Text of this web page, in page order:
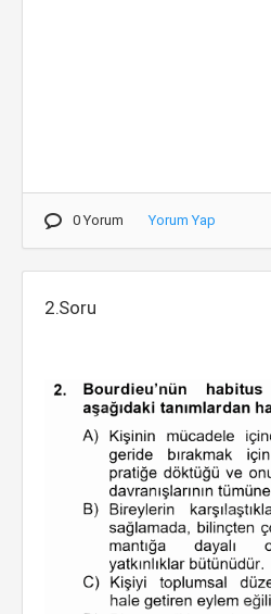
0 Yorum Yorum Yap
2.Soru